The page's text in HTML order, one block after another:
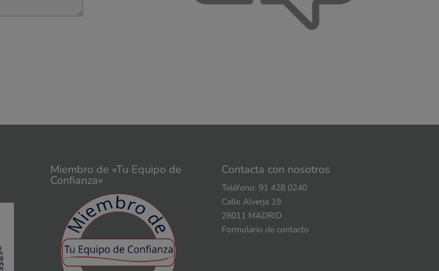
Miembro de «Tu Equipo de
Confianza»
Contacta con nosotros
Teléfono: 91 428 0240
Calle Alverja 19
28011 MADRID
Formulario de contacto